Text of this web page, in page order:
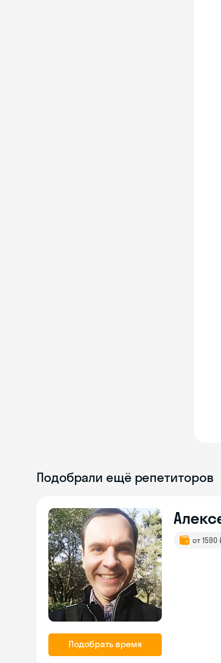
Подобрали ещё репетиторов
Подобрать время
от